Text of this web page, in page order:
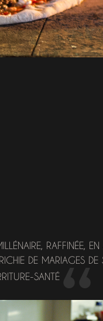
RAFFINÉE,
DE MARIAGES DE
SANTÉ